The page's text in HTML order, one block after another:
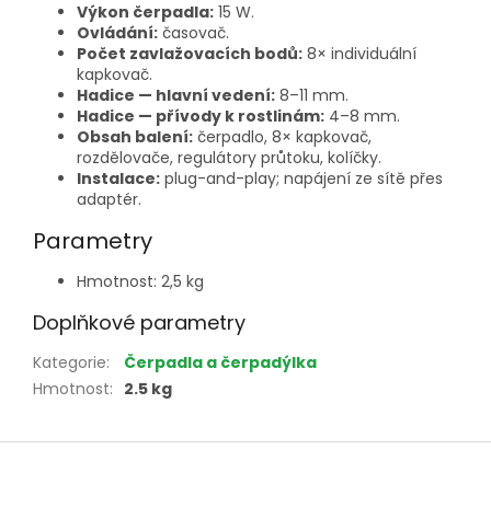
Výkon čerpadla: 15 W.
Ovládání: časovač.
Počet zavlažovacích bodů: 8× individuální
kapkovač.
Hadice — hlavní vedení: 8–11 mm.
Hadice — přívody k rostlinám: 4–8 mm.
Obsah balení: čerpadlo, 8× kapkovač,
rozdělovače, regulátory průtoku, kolíčky.
Instalace: plug-and-play; napájení ze sítě přes
adaptér.
Parametry
Hmotnost: 2,5 kg
Doplňkové parametry
Kategorie:
Čerpadla a čerpadýlka
Hmotnost: 2.5 kg
Z